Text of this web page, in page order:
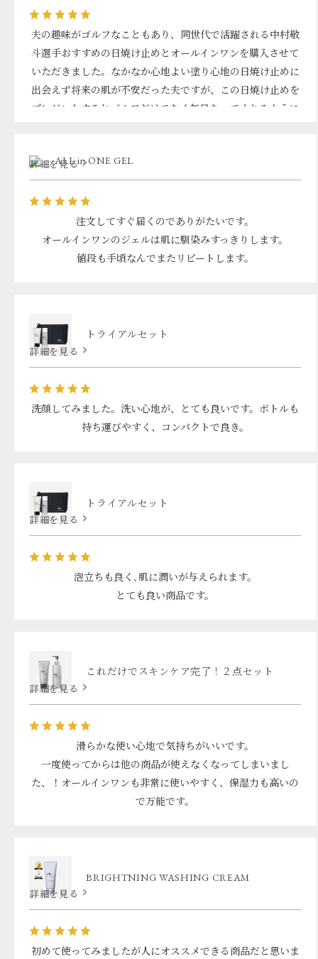
夫の趣味がゴルフなこともあり、同世代で活躍される中村敬
斗選手おすすめの日焼け止めとオールインワンを購入させて
いただきました。なかなか心地よい塗り心地の日焼け止めに
出会えず将来の肌が不安だった夫ですが、この日焼け止めを
プレゼントするとゴルフだけでなく毎日なってくれるように
感じるものだからと夏に使いやすいようです♪お値段もお手
頃なのでこれから何回もリピートしていこうと思います＊
ALL in ONE GEL
詳細を見る
注文してすぐ届くのでありがたいです。
オールインワンのジェルは肌に馴染みすっきりします。
値段も手頃なんでまたリピートします。
トライアルセット
詳細を見る
洗顔してみました。洗い心地が、とても良いです。ボトルも
持ち運びやすく、コンパクトで良き。
トライアルセット
詳細を見る
泡立ちも良く､肌に潤いが与えられます。
とても良い商品です。
これだけでスキンケア完了！２点セット
詳細を見る
滑らかな使い心地で気持ちがいいです。
一度使ってからは他の商品が使えなくなってしまいまし
た、！オールインワンも非常に使いやすく、保湿力も高いの
で万能です。
BRIGHTNING WASHING CREAM
詳細を見る
初めて使ってみましたが人にオススメできる商品だと思いま